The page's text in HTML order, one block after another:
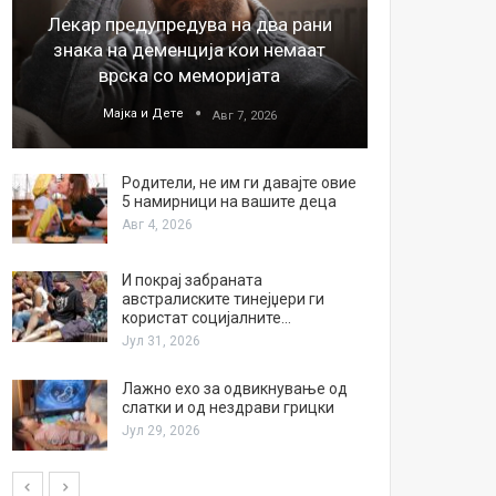
Лекар предупредува на два рани
знака на деменција кои немаат
врска со меморијата
Мајка и Дете Авг 7, 2026
Родители, не им ги давајте овие
5 намирници на вашите деца
Авг 4, 2026
И покрај забраната
австралиските тинејџери ги
користат социјалните…
Јул 31, 2026
Лажно ехо за одвикнување од
слатки и од нездрави грицки
Јул 29, 2026